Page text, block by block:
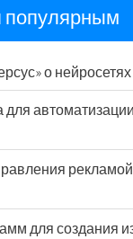
популярным
о нейросетях
для создания